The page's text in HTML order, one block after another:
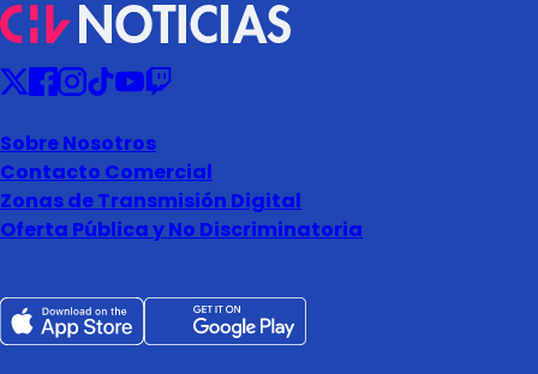
Sobre Nosotros
Contacto Comercial
Zonas de Transmisión Digital
Oferta Pública y No Discriminatoria